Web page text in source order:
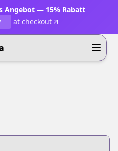
Angebot — 15% Rabatt
at checkout